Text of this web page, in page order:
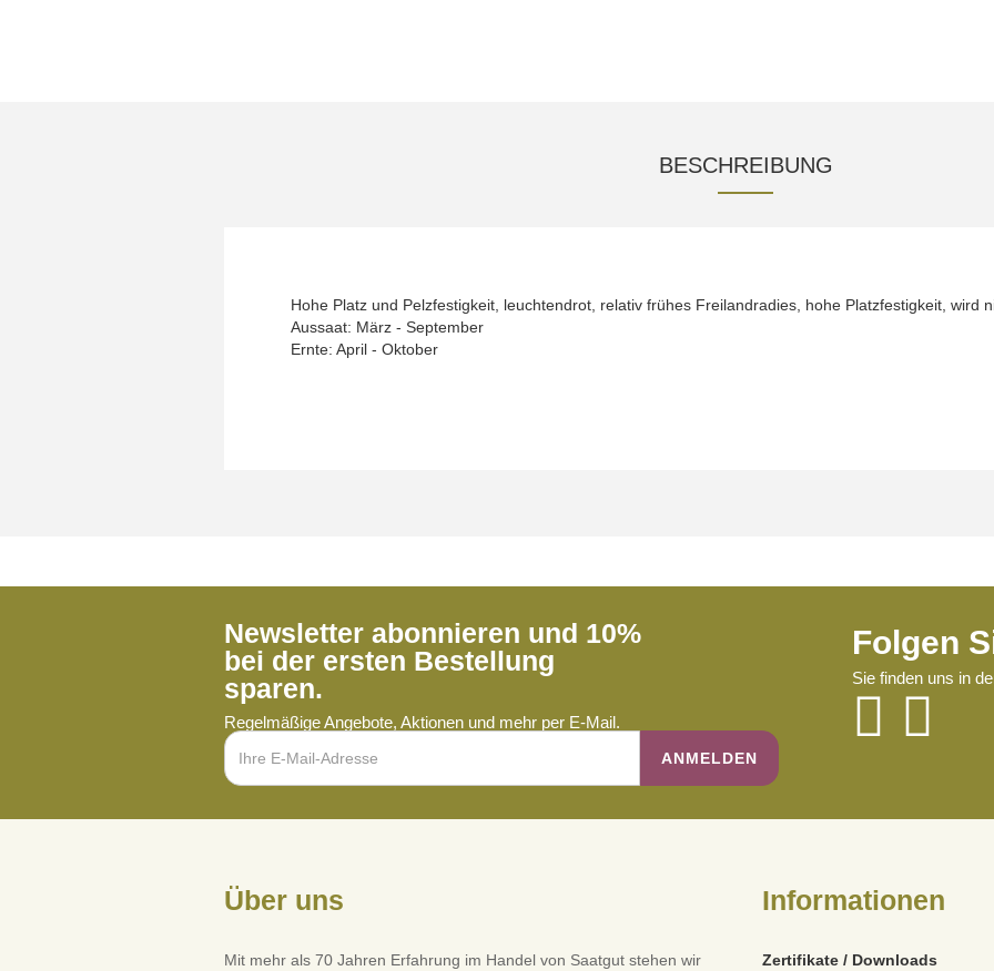
BESCHREIBUNG
Hohe Platz und Pelzfestigkeit, leuchtendrot, relativ frühes Freilandradies, hohe Platzfestigkeit, wird
Aussaat: März - September
Ernte: April - Oktober
Newsletter abonnieren und 10%
bei der ersten Bestellung
sparen.
Regelmäßige Angebote, Aktionen und mehr per E-Mail.
Folgen
Sie finden uns in
Über uns
Mit mehr als 70 Jahren Erfahrung im Handel von Saatgut stehen wir
Informationen
Zertifikate / Downloads